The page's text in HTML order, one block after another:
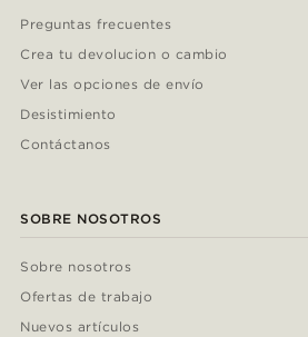
Preguntas frecuentes
Crea tu devolucion o cambio
Ver las opciones de envío
Desistimiento
Contáctanos
SOBRE NOSOTROS
Sobre nosotros
Ofertas de trabajo
Nuevos artículos